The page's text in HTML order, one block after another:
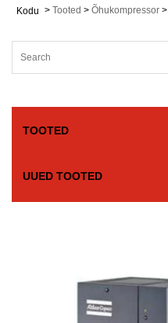
Kodu > Tooted > Õhukompressor >
TOOTED
UUED TOOTED